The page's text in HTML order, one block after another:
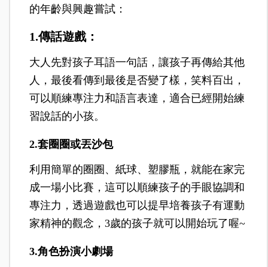
的年齡與興趣嘗試：
1.傳話遊戲：
大人先對孩子耳語一句話，讓孩子再傳給其他
人，最後看傳到最後是否變了樣，笑料百出，
可以順練專注力和語言表達，適合已經開始練
習說話的小孩。
2.套圈圈或丟沙包
利用簡單的圈圈、紙球、塑膠瓶，就能在家完
成一場小比賽，這可以順練孩子的手眼協調和
專注力，透過遊戲也可以提早培養孩子有運動
家精神的觀念，3歲的孩子就可以開始玩了喔~
3.角色扮演小劇場